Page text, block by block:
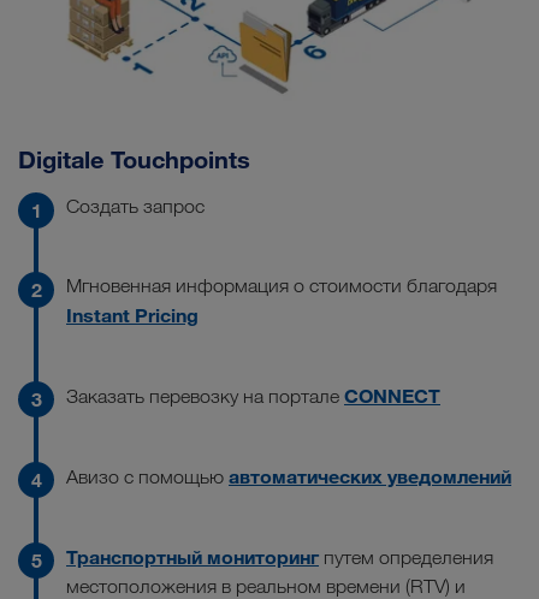
Digitale Touchpoints
Создать запрос
Мгновенная информация о стоимости благодаря
Instant Pricing
Заказать перевозку на портале CONNECT
Авизо с помощью автоматических уведомлений
Транспортный мониторинг путем определения
местоположения в реальном времени (RTV) и